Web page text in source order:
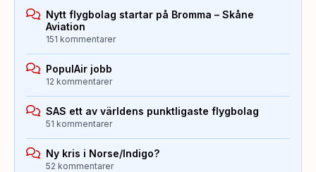
Nytt flygbolag startar på Bromma – Skåne
Aviation
151 kommentarer
PopulAir jobb
12 kommentarer
SAS ett av världens punktligaste flygbolag
51 kommentarer
Ny kris i Norse/Indigo?
52 kommentarer